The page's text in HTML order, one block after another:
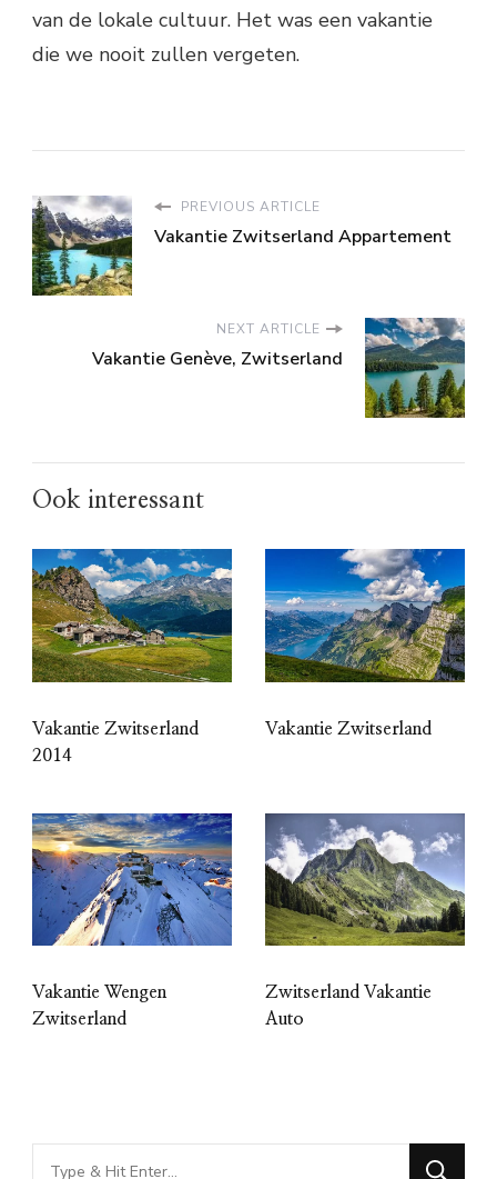
van de lokale cultuur. Het was een vakantie
die we nooit zullen vergeten.
PREVIOUS ARTICLE
Vakantie Zwitserland Appartement
NEXT ARTICLE
Vakantie Genève, Zwitserland
Ook interessant
Vakantie Zwitserland
2014
Vakantie Zwitserland
Vakantie Wengen
Zwitserland
Zwitserland Vakantie
Auto
Looking